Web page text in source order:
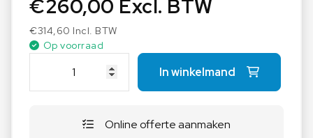
€260,00 Excl. BTW
€314,60 Incl. BTW
Op voorraad
R
In winkelmand
Online offerte aanmaken